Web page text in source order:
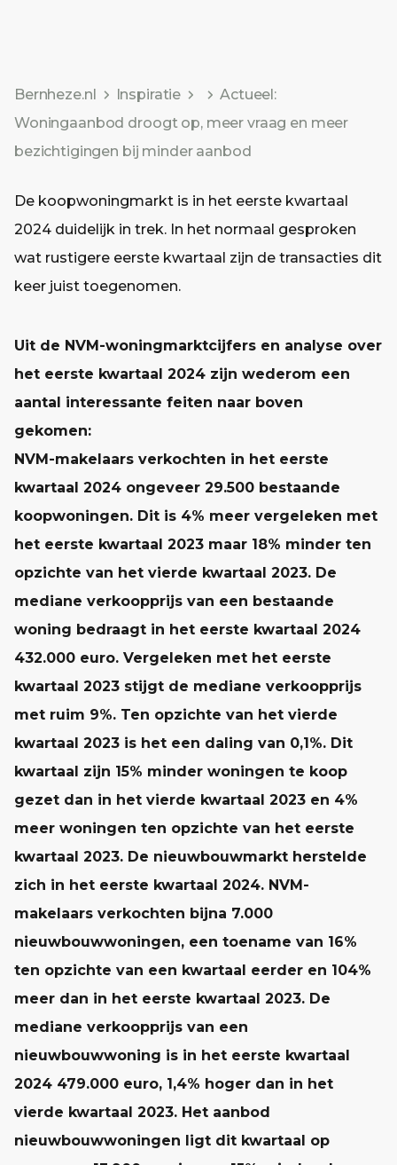
Bernheze.nl Inspiratie
Actueel:
Woningaanbod droogt op, meer vraag en meer
bezichtigingen bij minder aanbod
De koopwoningmarkt is in het eerste kwartaal
2024 duidelijk in trek. In het normaal gesproken
wat rustigere eerste kwartaal zijn de transacties dit
keer juist toegenomen.
Uit de NVM-woningmarktcijfers en analyse over
het eerste kwartaal 2024 zijn wederom een
aantal interessante feiten naar boven
gekomen:
NVM-makelaars verkochten in het eerste
kwartaal 2024 ongeveer 29.500 bestaande
koopwoningen. Dit is 4% meer vergeleken met
het eerste kwartaal 2023 maar 18% minder ten
opzichte van het vierde kwartaal 2023. De
mediane verkoopprijs van een bestaande
woning bedraagt in het eerste kwartaal 2024
432.000 euro. Vergeleken met het eerste
kwartaal 2023 stijgt de mediane verkoopprijs
met ruim 9%. Ten opzichte van het vierde
kwartaal 2023 is het een daling van 0,1%. Dit
kwartaal zijn 15% minder woningen te koop
gezet dan in het vierde kwartaal 2023 en 4%
meer woningen ten opzichte van het eerste
kwartaal 2023. De nieuwbouwmarkt herstelde
zich in het eerste kwartaal 2024. NVM-
makelaars verkochten bijna 7.000
nieuwbouwwoningen, een toename van 16%
ten opzichte van een kwartaal eerder en 104%
meer dan in het eerste kwartaal 2023. De
mediane verkoopprijs van een
nieuwbouwwoning is in het eerste kwartaal
2024 479.000 euro, 1,4% hoger dan in het
vierde kwartaal 2023. Het aanbod
nieuwbouwwoningen ligt dit kwartaal op